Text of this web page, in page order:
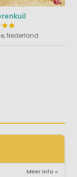
Meer info »
Nederland